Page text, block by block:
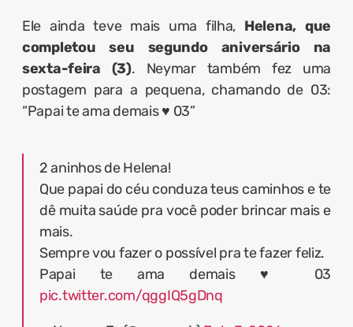
Ele ainda teve mais uma filha, Helena, que
completou seu segundo aniversário na
sexta-feira (3). Neymar também fez uma
postagem para a pequena, chamando de 03:
“Papai te ama demais ♥️ 03”
2 aninhos de Helena!
Que papai do céu conduza teus caminhos e te
dê muita saúde pra você poder brincar mais e
mais.
Sempre vou fazer o possível pra te fazer feliz.
Papai te ama demais ♥️ 03
pic.twitter.com/qggIQ5gDnq